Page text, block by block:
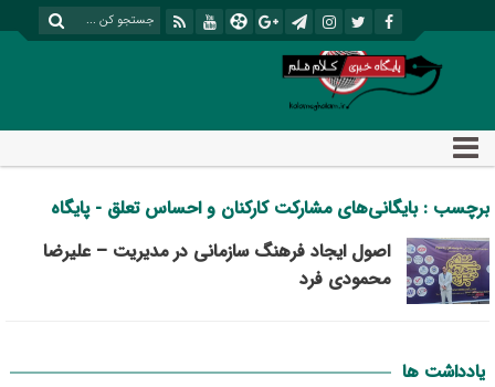
برچسب : بایگانی‌های مشارکت کارکنان و احساس تعلق - پایگاه
خبری تحلیلی کلام قلم
اصول ایجاد فرهنگ سازمانی در مدیریت – علیرضا
محمودی فرد
یادداشت ها